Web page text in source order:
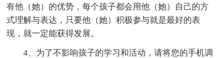
有他（她）的优势，每个孩子都会用他（她）自己的方
式理解与表达，只要他（她）积极参与就是最好的表
现，就一定能获得发展。
4、为了不影响孩子的学习和活动，请将您的手机调